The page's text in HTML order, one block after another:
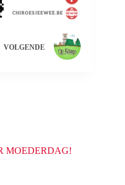
VOLGENDE
MOEDERDAG!